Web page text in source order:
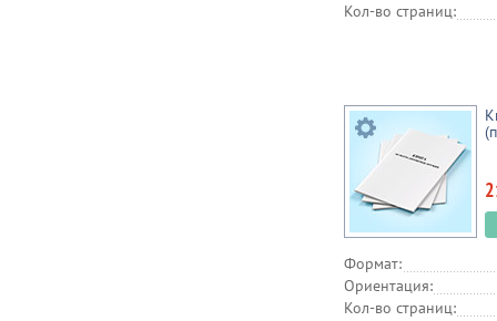
Кол-во страниц:
Формат:
Ориентация:
Кол-во страниц: